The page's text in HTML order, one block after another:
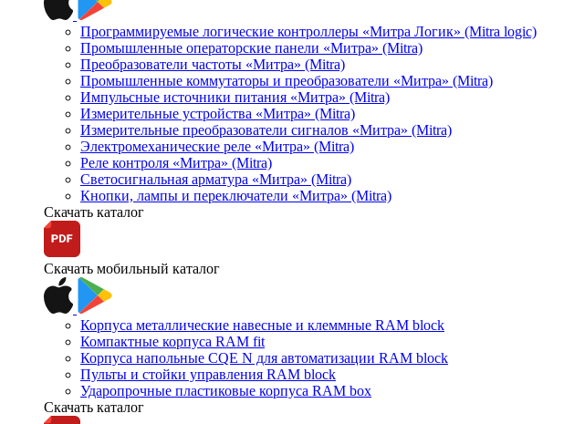
Программируемые логические контроллеры «Митра Логик» (Mitra logic)
Промышленные операторские панели «Митра» (Mitra)
Преобразователи частоты «Митра» (Mitra)
Промышленные коммутаторы и преобразователи «Митра» (Mitra)
Импульсные источники питания «Митра» (Mitra)
Измерительные устройства «Митра» (Mitra)
Измерительные преобразователи сигналов «Митра» (Mitra)
Электромеханические реле «Митра» (Mitra)
Реле контроля «Митра» (Mitra)
Светосигнальная арматура «Митра» (Mitra)
Кнопки, лампы и переключатели «Митра» (Mitra)
Скачать каталог
Скачать мобильный каталог
Корпуса металлические навесные и клеммные RAM block
Компактные корпуса RAM fit
Корпуса напольные CQE N для автоматизации RAM block
Пульты и стойки управления RAM block
Ударопрочные пластиковые корпуса RAM box
Скачать каталог